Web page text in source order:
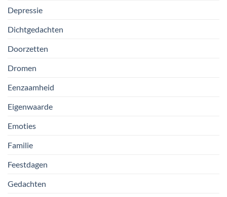
Depressie
Dichtgedachten
Doorzetten
Dromen
Eenzaamheid
Eigenwaarde
Emoties
Familie
Feestdagen
Gedachten